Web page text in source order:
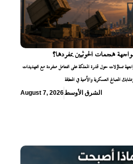
هجمات الحوثيين بمفردها؟
تساؤلات حول قدرة المملكة على التعامل منفردة مع التهديدات
المصالح العسكرية والأمنية في المنطقة
August 7, 2026الشرق الأوسط